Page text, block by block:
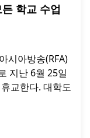
학교 수업
시아방송(RFA)
지난 6월 25일
교한다. 대학도